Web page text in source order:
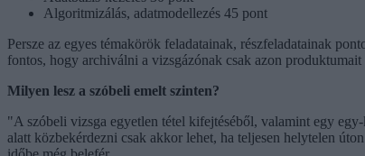
Algoritmizálás, adatmodellezés 45 pont
Persze az egyes témakörök feladatainak, részfeladatainak
fontos, hogy archiválni a vizsgázónak csak azon
Milyen lesz a szóbeli emelt szinten?
"A szóbeli vizsga egyetlen tétel kifejtéséből, valamint egy
alatt közbekérdezni csak akkor lehet, ha teljesen helytelen